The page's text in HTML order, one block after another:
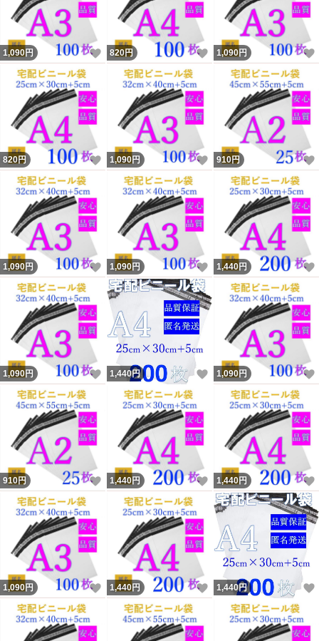
1,090円 いいね！
820円 いいね！
1,090円
820円 いいね！
1,090円 いいね！
910円
1,090円 いいね！
1,090円 いいね！
1,440円
1,090円 いいね！
1,440円 いいね！
1,090円
910円 いいね！
1,440円 いいね！
1,440円
1,090円 いいね！
1,440円 いいね！
1,440円